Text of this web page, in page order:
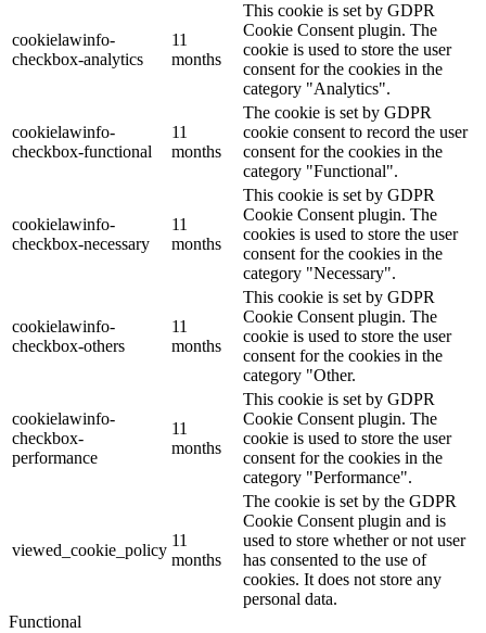
cookielawinfo-
checkbox-analytics
11
months
This cookie is set by GDPR
Cookie Consent plugin. The
cookie is used to store the user
consent for the cookies in the
category "Analytics".
cookielawinfo-
checkbox-functional
11
months
The cookie is set by GDPR
cookie consent to record the user
consent for the cookies in the
category "Functional".
cookielawinfo-
checkbox-necessary
11
months
This cookie is set by GDPR
Cookie Consent plugin. The
cookies is used to store the user
consent for the cookies in the
category "Necessary".
cookielawinfo-
checkbox-others
11
months
This cookie is set by GDPR
Cookie Consent plugin. The
cookie is used to store the user
consent for the cookies in the
category "Other.
cookielawinfo-
checkbox-
performance
11
months
This cookie is set by GDPR
Cookie Consent plugin. The
cookie is used to store the user
consent for the cookies in the
category "Performance".
viewed_cookie_policy
11
months
The cookie is set by the GDPR
Cookie Consent plugin and is
used to store whether or not user
has consented to the use of
cookies. It does not store any
personal data.
Functional